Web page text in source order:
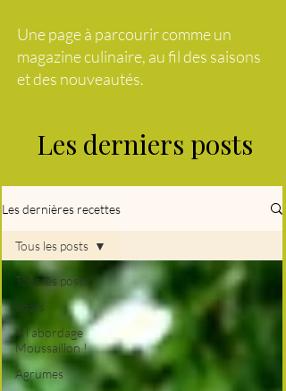
Une page à parcourir comme un
magazine culinaire, au fil des saisons
et des nouveautés.
Les derniers posts
Les dernières recettes
Tous les posts
abats
A l'abordage
Moussaillon !
Agrumes
Tous les posts